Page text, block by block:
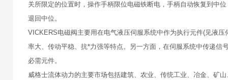
关所限定的位置时，操作手柄限位电磁铁断电，手柄自动恢复到中
退回中位。
VICKERS电磁阀主要用在电气液压伺服系统中作为执行元件(见液
率大、传动平稳、抗*力强等特点。另一方面，在伺服系统中传递
必需元件。
威格士流体动力的主要市场包括建筑、农业、传统工业、冶金、矿